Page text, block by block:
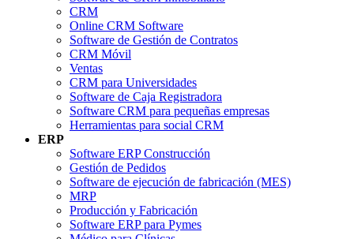
CRM
Online CRM Software
Software de Gestión de Contratos
CRM Móvil
Ventas
CRM para Universidades
Software de Caja Registradora
Software CRM para pequeñas empresas
Herramientas para social CRM
ERP
Software ERP Construcción
Gestión de Pedidos
Software de ejecución de fabricación (MES)
MRP
Producción y Fabricación
Software ERP para Pymes